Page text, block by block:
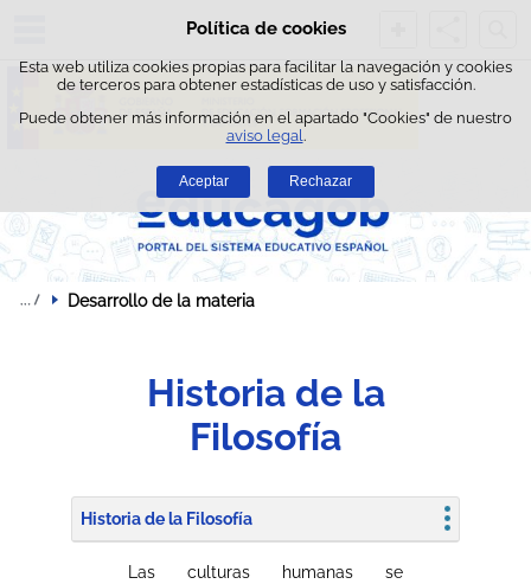
Política de cookies
Esta web utiliza cookies propias para facilitar la navegación y cookies
de terceros para obtener estadísticas de uso y satisfacción.
Puede obtener más información en el apartado "Cookies" de nuestro
aviso legal .
Aceptar Rechazar
Saltar al contenido
Desarrollo de la materia
Historia de la
Filosofía
Historia de la Filosofía
Las culturas humanas se